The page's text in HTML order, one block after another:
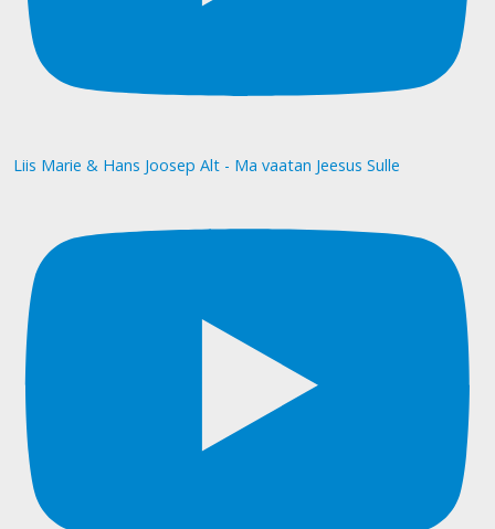
Liis Marie & Hans Joosep Alt - Ma vaatan Jeesus Sulle